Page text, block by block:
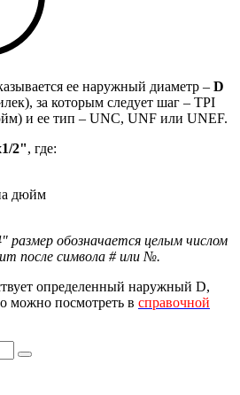
ее наружный диаметр – D
за которым следует шаг – TPI
и ее тип – UNC, UNF или UNEF.
2", где:
дюйм
размер обозначается целым числом
после символа # или №.
определенный наружный D,
можно посмотреть в справочной